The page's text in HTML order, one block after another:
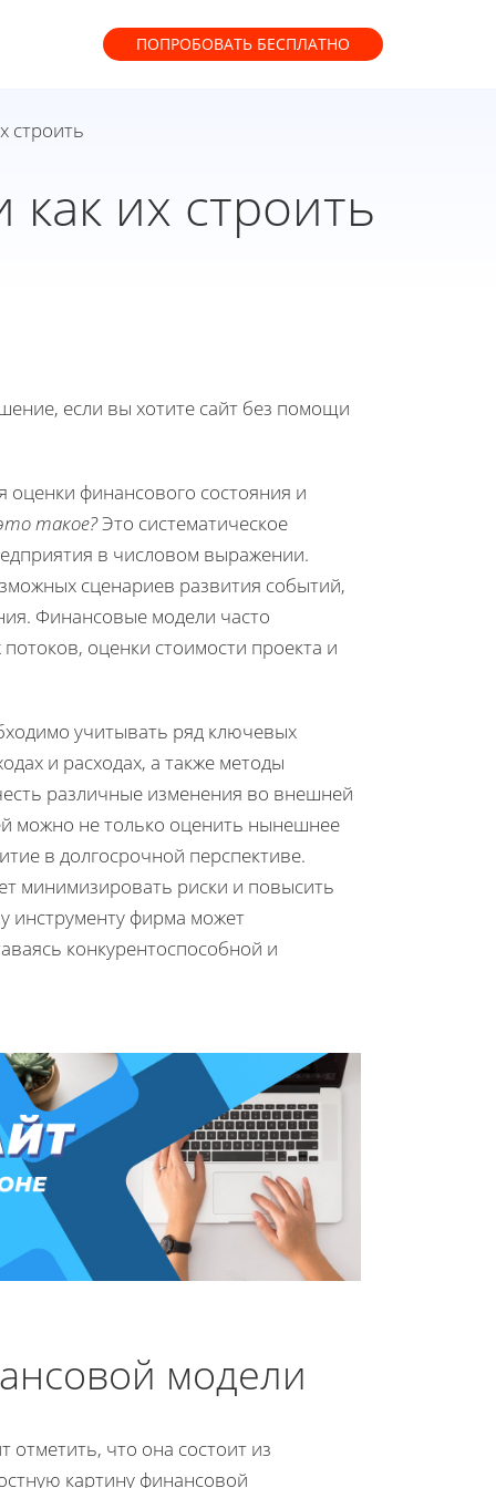
ПОПРОБОВАТЬ БЕСПЛАТНО
строить
их строить
если вы хотите сайт без помощи
финансового состояния и
такое?Это систематическое
в числовом выражении.
сценариев развития событий,
Финансовые модели часто
оценки стоимости проекта и
учитывать ряд ключевых
и расходах, а также методы
различные изменения во внешней
можно не только оценить нынешнее
в долгосрочной перспективе.
минимизировать риски и повысить
инструменту фирма может
конкурентоспособной и
модели
что она состоит из
картину финансовой